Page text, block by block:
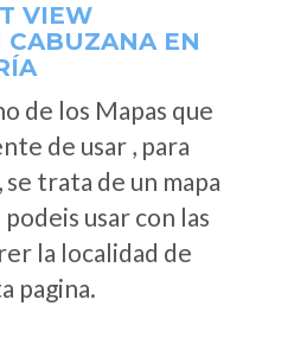
VIEW
EN
de los Mapas que
de usar , para
trata de un mapa
usar con las
la localidad de
pagina.